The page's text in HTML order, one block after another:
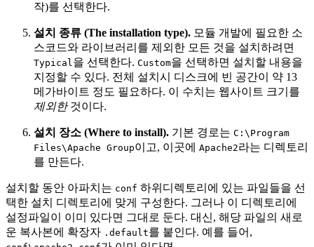
작)를 선택한다.
설치 종류 (The installation type). 모듈 개발에 필요한 소
스코드와 라이브러리를 제외한 모든 것을 설치하려면
Typical을 선택한다. Custom을 선택하면 설치할 내용을
지정할 수 있다. 전체 설치시 디스크에 빈 공간이 약 13
메가바이트 정도 필요하다. 이 수치는 웹사이트 크기를
제외한것이다.
설치 장소 (Where to install). 기본 경로는 C:\Program
Files\Apache Group이고, 이곳에 Apache2라는 디렉토리
를 만든다.
설치할 동안 아파치는 conf 하위디렉토리에 있는 파일들을 선
택한 설치 디렉토리에 맞게 구성한다. 그러나 이 디렉토리에
설정파일이 이미 있다면 그대로 둔다. 대신, 해당 파일의 새로
운 복사본에 확장자 .default를 붙인다. 예를 들어,